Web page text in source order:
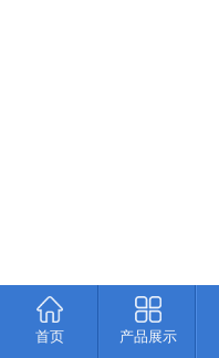
首页 产品展示